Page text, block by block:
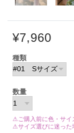
¥7,960
種類
数量
⚠ご購入前に色・サイ
⚠サイズ選びに迷った